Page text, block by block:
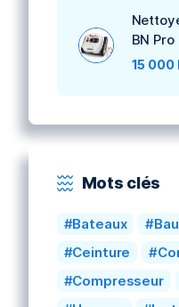
BN Pro
15 000
Mots clés
Bateaux
Ceinture
Compresseur